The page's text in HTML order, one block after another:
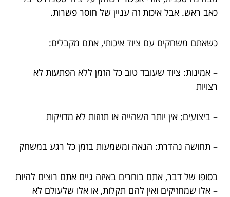
כאב ראש. אבל איכות זה עניין של חוסר פשרות.
כשאתם משחקים עם ציוד איכותי, אתם מקבלים:
– אמינות: ציוד שעובד טוב כל הזמן ללא הפתעות לא
רצויות
– ביצועים: אין יותר השהייה או תזוזות לא מדויקות
– תחושה נהדרת: הנאה ומשמעות בזמן כל רגע במשחק
בסופו של דבר, אתם בוחרים באיזה גיים אתם רוצים להיות
– אלו שמחזיקים ואין להם תקלות, או אלו שלעולם לא